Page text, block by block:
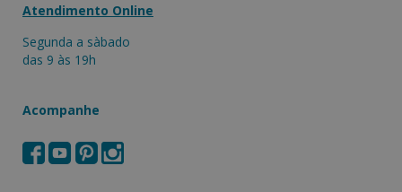
Atendimento Online
Segunda a sàbado
das 9 às 19h
Acompanhe